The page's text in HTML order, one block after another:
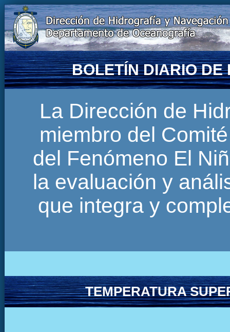
BOLETÍN DIARIO DE
La Dirección de
miembro del
del Fenómeno El
la evaluación y
que integra y
TEMPERATURA